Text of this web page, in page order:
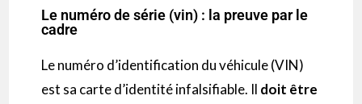
Le numéro de série (vin) : la preuve par le
cadre
Le numéro d’identification du véhicule (VIN)
est sa carte d’identité infalsifiable. Il doit être